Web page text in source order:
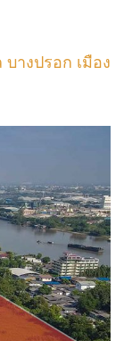
างปรอก เมือง